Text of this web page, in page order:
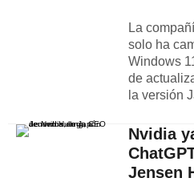
La
solo ha
Windows
de
la versión
Nvidia
Jensen